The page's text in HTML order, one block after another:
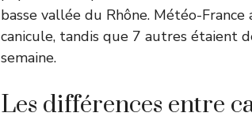
basse vallée du Rhône. Météo-
canicule, tandis que 7 autres étaient
semaine.
Les différences entre